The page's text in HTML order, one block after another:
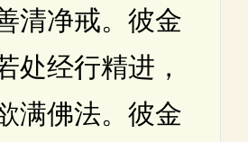
清净戒。彼金
处经行精进，
满佛法。彼金